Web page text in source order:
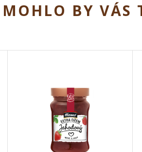
MOHLO BY VÁS